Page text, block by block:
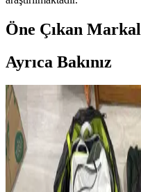
Öne Çıkan
Ayrıca Bakınız
Modifiye Edilmiş
ve Fonksiyonellik
Vintage REI sırt çantasının
fonksiyonelliği artırarak
edilmiştir. Teknik müdahaleler
güçlendirmektedir.